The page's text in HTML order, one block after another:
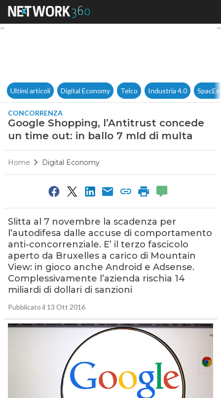
Google Shopping,
Ultimi articoli Digital Economy Telco Industria 4.0
CONCORRENZA
Google Shopping, l’Antitrust concede
un time out: in ballo 7 mld di multa
Home Digital Economy
Slitta al 7 novembre la scadenza per
l’autodifesa dalle accuse di comportamento
anti-concorrenziale. E’ il terzo fascicolo
aperto da Bruxelles a carico di Mountain
View: in gioco anche Android e Adsense.
Complessivamente l’azienda rischia 14
miliardi di dollari di sanzioni
Pubblicato il 13 Ott 2016